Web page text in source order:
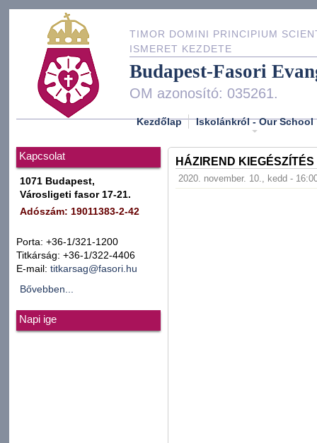
TIMOR DOMINI PRINCIPIUM
ISMERET KEZDETE
Budapest-Fasori
OM azonosító: 035261.
Kezdőlap Iskolánkról - Our School
Kapcsolat
1071 Budapest,
Városligeti fasor 17-21.
Adószám: 19011383-2-42
Porta: +36-1/321-1200
Titkárság: +36-1/322-4406
E-mail: titkarsag@fasori.hu
Bővebben...
Napi ige
HÁZIREND
2020. november. 10., kedd -